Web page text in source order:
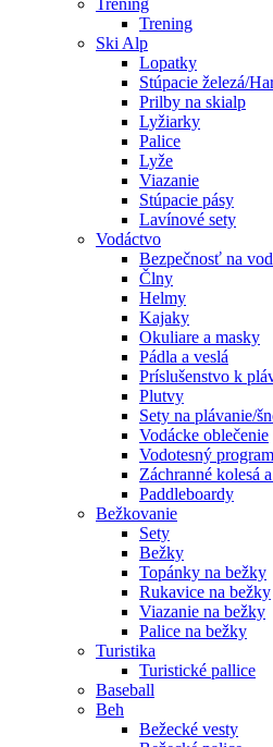
Trening
Trening
Ski Alp
Lopatky
Stúpacie železá/
Prilby na skialp
Lyžiarky
Palice
Lyže
Viazanie
Stúpacie pásy
Lavínové sety
Vodáctvo
Bezpečnosť na
Člny
Helmy
Kajaky
Okuliare a masky
Pádla a veslá
Príslušenstvo k
Plutvy
Sety na plávanie/
Vodácke oblečenie
Vodotesný program
Záchranné kolesá
Paddleboardy
Bežkovanie
Sety
Bežky
Topánky na bežky
Rukavice na bežky
Viazanie na bežky
Palice na bežky
Turistika
Turistické pallice
Baseball
Beh
Bežecké vesty